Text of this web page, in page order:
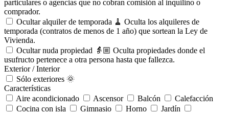
particulares o agencias que no cobran comisión al inquilino o
comprador.
Ocultar alquiler de temporada 🧹 Oculta los alquileres de
temporada (contratos de menos de 1 año) que sortean la Ley de
Vivienda.
Ocultar nuda propiedad 👵🏼 Oculta propiedades donde el
usufructo pertenece a otra persona hasta que fallezca.
Exterior / Interior
Sólo exteriores 🌞
Características
Aire acondicionado
Ascensor Balcón
Calefacción
Cocina con isla
Gimnasio Horno
Jardín